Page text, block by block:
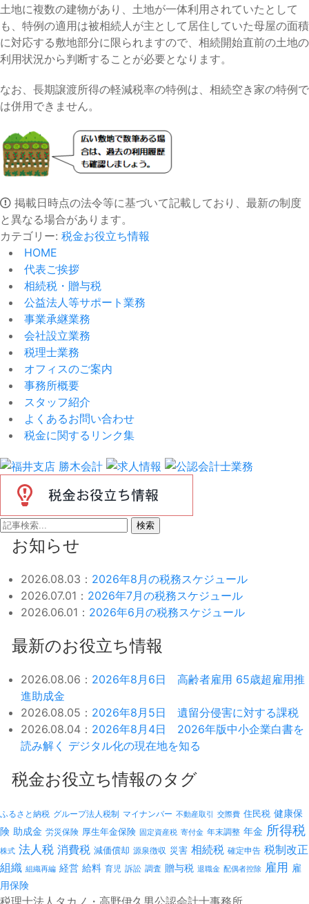
土地に複数の建物があり、土地が一体利用されていたとして
も、特例の適用は被相続人が主として居住していた母屋の面積
に対応する敷地部分に限られますので、相続開始直前の土地の
利用状況から判断することが必要となります。
なお、長期譲渡所得の軽減税率の特例は、相続空き家の特例で
は併用できません。
掲載日時点の法令等に基づいて記載しており、最新の制度
と異なる場合があります。
カテゴリー: 税金お役立ち情報
HOME
代表ご挨拶
相続税・贈与税
公益法人等サポート業務
事業承継業務
会社設立業務
税理士業務
オフィスのご案内
事務所概要
スタッフ紹介
よくあるお問い合わせ
税金に関するリンク集
検索
お知らせ
2026.08.03： 2026年8月の税務スケジュール
2026.07.01： 2026年7月の税務スケジュール
2026.06.01： 2026年6月の税務スケジュール
最新のお役立ち情報
2026.08.06： 2026年8月6日 高齢者雇用 65歳超雇用推
進助成金
2026.08.05： 2026年8月5日 遺留分侵害に対する課税
2026.08.04： 2026年8月4日 2026年版中小企業白書を
読み解く デジタル化の現在地を知る
税金お役立ち情報のタグ
ふるさと納税 グループ法人税制 マイナンバー 不動産取引 交際費 住民税 健康保
険 助成金 労災保険 厚生年金保険 固定資産税 寄付金 年末調整 年金 所得税
株式 法人税 消費税 減価償却 源泉徴収 災害 相続税 確定申告 税制改正
組織 組織再編 経営 給料 育児 訴訟 調査 贈与税 退職金 配偶者控除 雇用 雇
用保険